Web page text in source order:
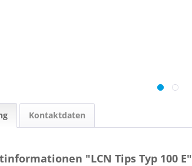
Kontaktdaten
"LCN Tips Typ 100 E"